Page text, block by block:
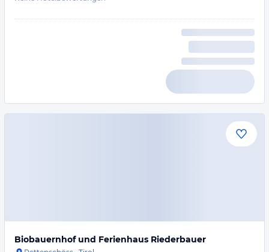
Biobauernhof und Ferienhaus Riederbauer